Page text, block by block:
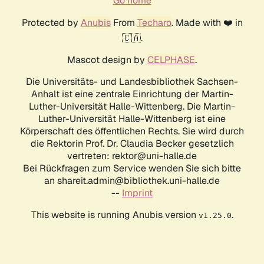
Protected by AnubisFrom Techaro. Made with ❤️ in
🇨🇦.
Mascot design by CELPHASE.
Die Universitäts- und Landesbibliothek Sachsen-
Anhalt ist eine zentrale Einrichtung der Martin-
Luther-Universität Halle-Wittenberg. Die Martin-
Luther-Universität Halle-Wittenberg ist eine
Körperschaft des öffentlichen Rechts. Sie wird durch
die Rektorin Prof. Dr. Claudia Becker gesetzlich
vertreten: rektor@uni-halle.de
Bei Rückfragen zum Service wenden Sie sich bitte
an shareit.admin@bibliothek.uni-halle.de
-- Imprint
This website is running Anubis version v1.25.0.